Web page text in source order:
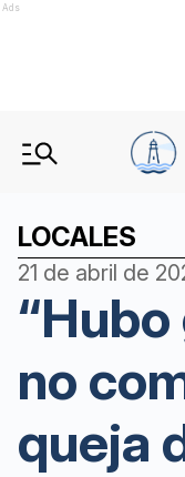
Ads
LOCALES
21 de abril de
no
queja